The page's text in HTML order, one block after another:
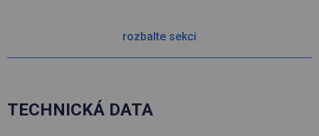
rozbalte sekci
TECHNICKÁ DATA